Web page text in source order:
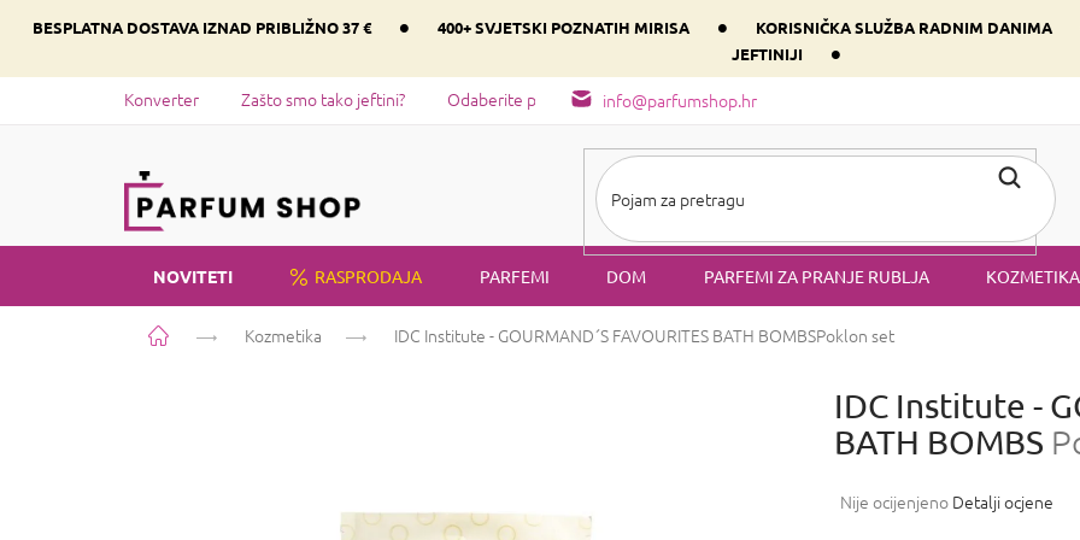
BESPLATNA DOSTAVA IZNAD PRIBLIŽNO 37 € • 400+ SVJETSKI POZNATIH MIRISA • KORISNIČKA SLUŽBA RADNIM DANIMA
JEFTINIJI
•
info@parfumshop.hr
Konverter Zašto smo tako jeftini? Odaberite parfem svog srca prema dominantnoj komponenti
NOVITETI RASPRODAJA PARFEMI DOM PARFEMI ZA PRANJE RUBLJA KOZMETIKA
Početna Kozmetika IDC Institute - GOURMAND´S FAVOURITES BATH BOMBSPoklon set
IDC Institute -
BATH BOMBS
Prosječna
Nije ocijenjeno Detalji ocjene